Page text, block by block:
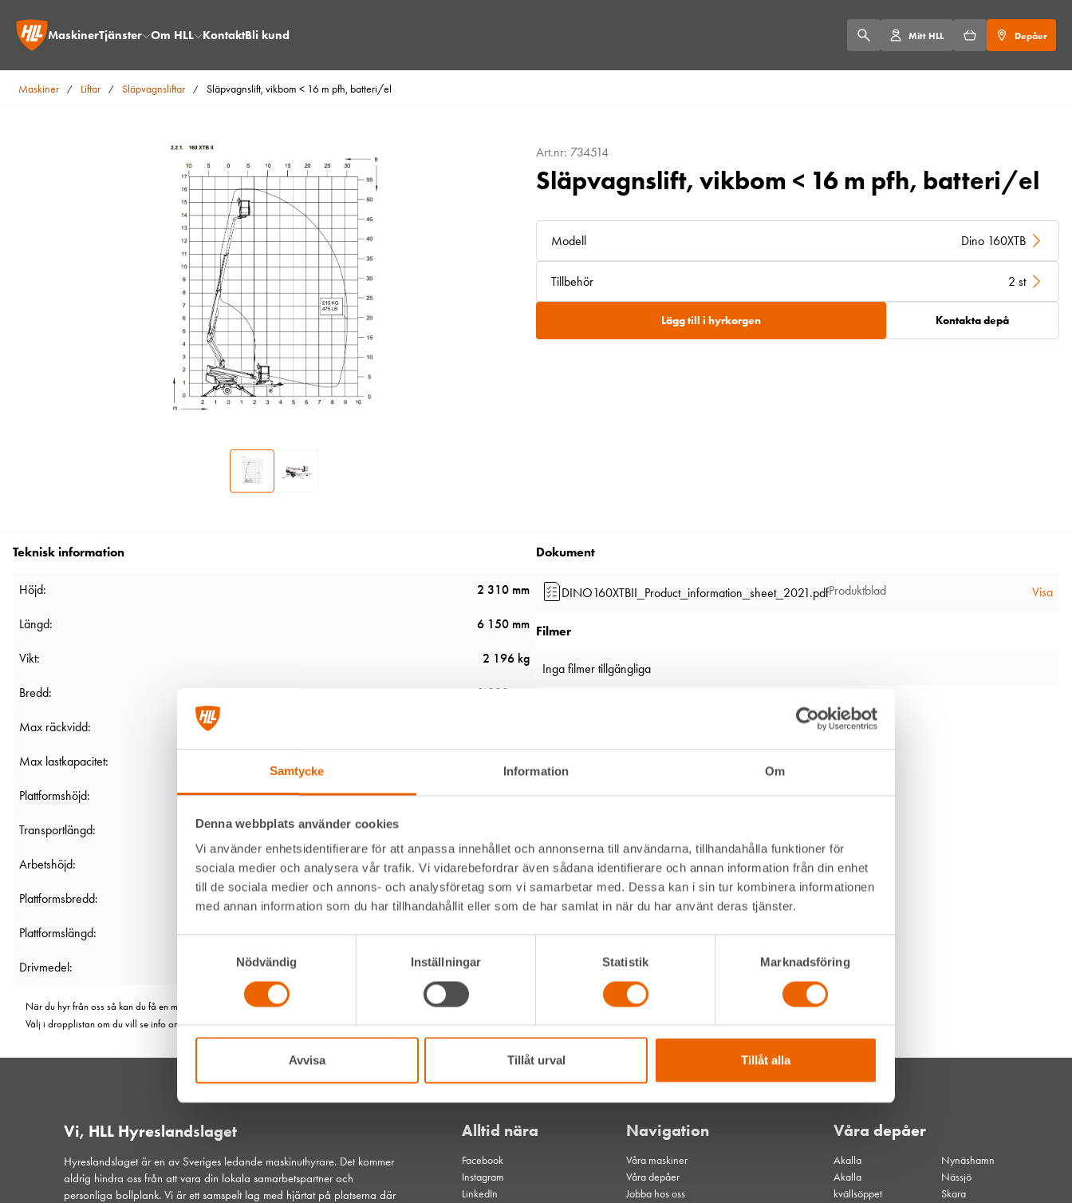
Samtycke Information Om
Denna webbplats använder cookies
Vi använder enhetsidentifierare för att anpassa innehållet och annonserna till användarna, tillhandahålla funktioner för
sociala medier och analysera vår trafik. Vi vidarebefordrar även sådana identifierare och annan information från din enhet
till de sociala medier och annons- och analysföretag som vi samarbetar med. Dessa kan i sin tur kombinera informationen
med annan information som du har tillhandahållit eller som de har samlat in när du har använt deras tjänster.
Nödvändig
Inställningar Statistik Marknadsföring
Avvisa Tillåt urval Tillåt alla
MaskinerTjänster Om HLL KontaktBli kund Mitt HLL Depåer
Maskiner / Liftar / Släpvagnsliftar / Släpvagnslift, vikbom < 16 m pfh, batteri/el
Art.nr: 734514
Släpvagnslift, vikbom < 16 m pfh, batteri/el
Modell Dino 160XTB
Tillbehör 2 st
Lägg till i hyrkorgen Kontakta depå
Teknisk information
Höjd: 2 310 mm
Längd: 6 150 mm
Vikt: 2 196 kg
Bredd: 1 800 mm
Max räckvidd:
Max lastkapacitet:
Plattformshöjd: 14 m
Transportlängd:
Arbetshöjd: 16 m
Plattformsbredd: 700 mm
Plattformslängd: 1 300 mm
Drivmedel:
När du hyr från oss så kan du få en maskin från olika fabrikat. Men de är såklart likvärdiga när det gäller specifikationer.
Välj i dropplistan om du vill se info om en viss modell.
Dokument
DINO160XTBII_Product_information_sheet_2021.pdfProduktblad Visa
Filmer
Inga filmer tillgängliga
Vi, HLL Hyreslandslaget
Hyreslandslaget är en av Sveriges ledande maskinuthyrare. Det kommer
aldrig hindra oss från att vara din lokala samarbetspartner och
personliga bollplank. Vi är ett samspelt lag med hjärtat på platserna där
Alltid nära
Facebook
Instagram
LinkedIn
Navigation
Våra maskiner
Våra depåer
Jobba hos oss
Våra depåer
Akalla
Akalla
kvällsöppet
Nynäshamn
Nässjö
Skara